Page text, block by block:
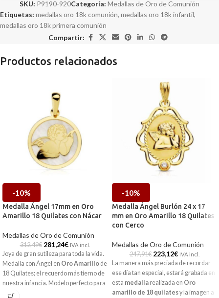
SKU: P9190-920Categoría: Medallas de Oro de Comunión
Etiquetas: medallas oro 18k comunión, medallas oro 18k infantil,
medallas oro 18k primera comunión
Compartir:
Productos relacionados
-10%
Medalla Ángel 17mm en Oro
Amarillo 18 Quilates con Nácar
Medallas de Oro de Comunión
312,49€ 281,24€ IVA incl.
Joya de gran sutileza para toda la vida.
Medalla con Ángel en Oro Amarillo de
18 Quilates; el recuerdo más tierno de
nuestra infancia. Modelo perfecto para
regalar en la primera comunión.
-10%
Medalla Ángel Burlón 24 x 17
mm en Oro Amarillo 18 Quilates
con Cerco
Medallas de Oro de Comunión
247,91€ 223,12€ IVA incl.
La manera más preciada de recordar
ese día tan especial, estará grabada en
esta medallarealizada en Oro
amarillo de 18 quilatesy la imagen a